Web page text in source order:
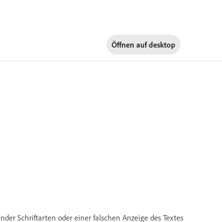
Öffnen aufdesktop
Schriftarten oder einer falschen Anzeige des Textes